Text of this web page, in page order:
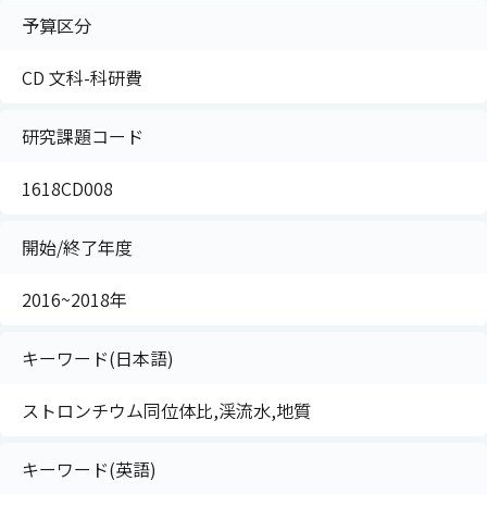
予算区分
CD 文科-科研費
研究課題コード
1618CD008
開始/終了年度
2016~2018年
キーワード(日本語)
ストロンチウム同位体比,渓流水,地質
キーワード(英語)